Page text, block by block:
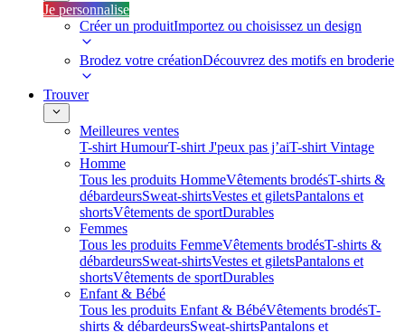
Je personnalise
Créer un produitImportez ou choisissez un design
Brodez votre créationDécouvrez des motifs en broderie
Trouver
Meilleures ventes
T-shirt HumourT-shirt J'peux pas j’aiT-shirt Vintage
Homme
Tous les produits HommeVêtements brodésT-shirts &
débardeursSweat-shirtsVestes et giletsPantalons et
shortsVêtements de sportDurables
Femmes
Tous les produits FemmeVêtements brodésT-shirts &
débardeursSweat-shirtsVestes et giletsPantalons et
shortsVêtements de sportDurables
Enfant & Bébé
Tous les produits Enfant & BébéVêtements brodésT-
shirts & débardeursSweat-shirtsPantalons et